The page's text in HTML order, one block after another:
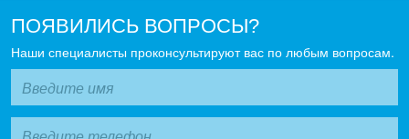
ПОЯВИЛИСЬ ВОПРОСЫ?
Наши специалисты проконсультируют вас по любым вопросам.